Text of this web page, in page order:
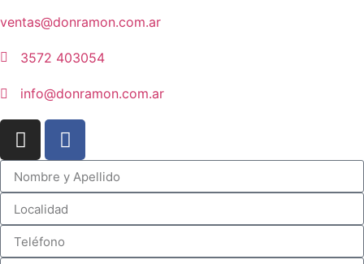
ventas@donramon.com.ar
3572 403054
info@donramon.com.ar